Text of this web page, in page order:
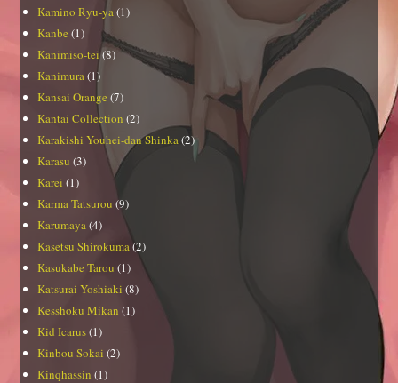
Kamino Ryu-ya (1)
Kanbe (1)
Kanimiso-tei(8)
Kanimura (1)
Kansai Orange (7)
Kantai Collection (2)
Karakishi Youhei-dan Shinka (2)
Karasu (3)
Karei (1)
Karma Tatsurou (9)
Karumaya (4)
Kasetsu Shirokuma (2)
Kasukabe Tarou (1)
Katsurai Yoshiaki (8)
Kesshoku Mikan (1)
Kid Icarus(1)
Kinbou Sokai (2)
Kinqhassin (1)